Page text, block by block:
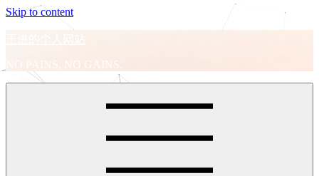
Skip to content
王进的个人网站
NO PAINS, NO GAINS.